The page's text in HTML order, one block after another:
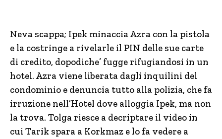
Neva scappa; Ipek minaccia Azra con la pistola
e la costringe a rivelarle il PIN delle sue carte
di credito, dopodiche’ fugge rifugiandosi in un
hotel. Azra viene liberata dagli inquilini del
condominio e denuncia tutto alla polizia, che fa
irruzione nell’Hotel dove alloggia Ipek, ma non
la trova. Tolga riesce a decriptare il video in
cui Tarik spara a Korkmaz e lo fa vedere a